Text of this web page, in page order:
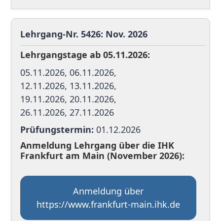
Lehrgang-Nr. 5426: Nov. 2026
Lehrgangstage ab 05.11.2026:
05.11.2026, 06.11.2026,
12.11.2026, 13.11.2026,
19.11.2026, 20.11.2026,
26.11.2026, 27.11.2026
Prüfungstermin: 01.12.2026
Anmeldung Lehrgang über die IHK
Frankfurt am Main (November 2026):
Anmeldung über
https://www.frankfurt-main.ihk.de